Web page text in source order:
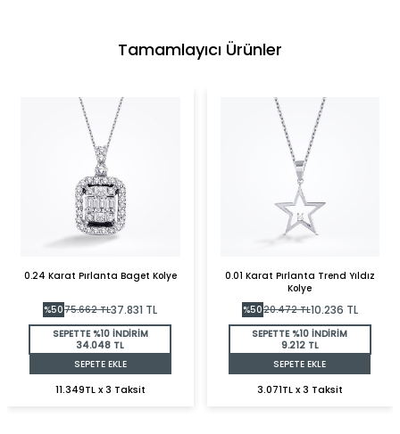
Tamamlayıcı Ürünler
0.24 Karat Pırlanta Baget Kolye
%5075.662TL37.831 TL
SEPETTE %10 İNDİRİM
34.048 TL
SEPETE EKLE
11.349TL x 3 Taksit
0.01 Karat Pırlanta Trend Yıldız
Kolye
%5020.472TL10.236 TL
SEPETTE %10 İNDİRİM
9.212 TL
SEPETE EKLE
3.071TL x 3 Taksit